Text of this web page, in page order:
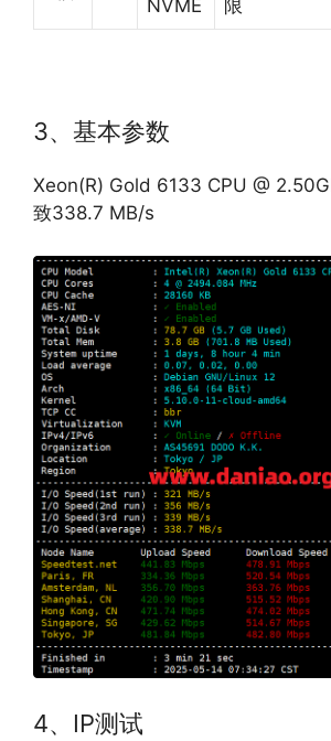
NVME
限
3、基本参数
Xeon(R) Gold 6133 CPU @
致338.7 MB/s
4、IP测试